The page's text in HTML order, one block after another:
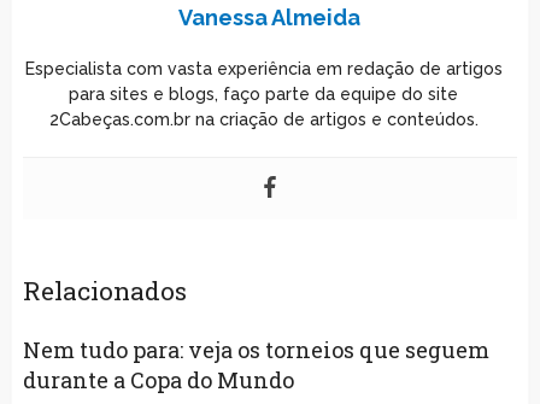
Vanessa Almeida
Especialista com vasta experiência em redação de artigos
para sites e blogs, faço parte da equipe do site
2Cabeças.com.br na criação de artigos e conteúdos.
Relacionados
Nem tudo para: veja os torneios que seguem
durante a Copa do Mundo